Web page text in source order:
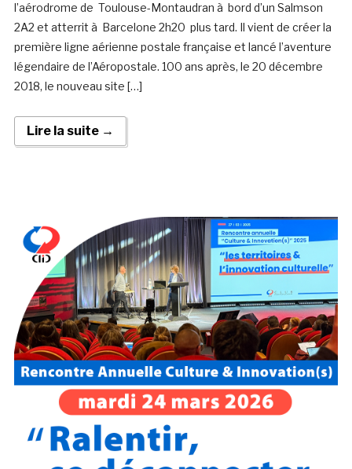
l’aérodrome de Toulouse-Montaudran à bord d’un Salmson
2A2 et atterrit à Barcelone 2h20 plus tard. Il vient de créer la
première ligne aérienne postale française et lancé l’aventure
légendaire de l’Aéropostale. 100 ans après, le 20 décembre
2018, le nouveau site […]
Lire la suite →